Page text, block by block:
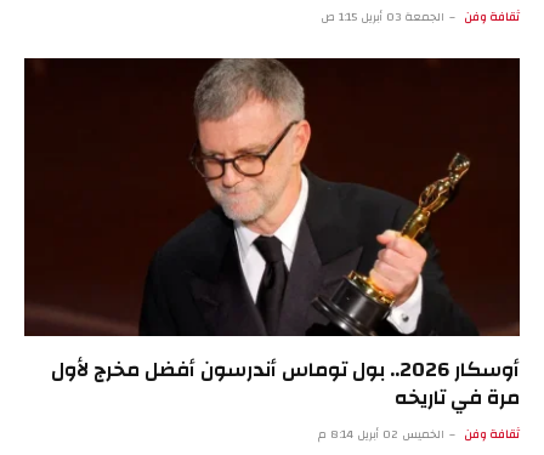
ثقافة وفن الجمعة 03 أبريل 1:15 ص
أوسكار 2026.. بول توماس أندرسون أفضل مخرج لأول
مرة في تاريخه
ثقافة وفن الخميس 02 أبريل 8:14 م